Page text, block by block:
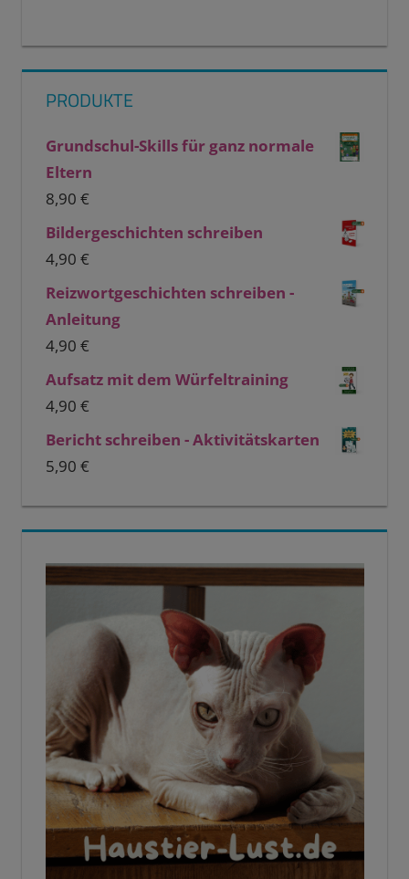
PRODUKTE
Grundschul-Skills für ganz normale
Eltern
8,90 €
Bildergeschichten schreiben
4,90 €
Reizwortgeschichten schreiben -
Anleitung
4,90 €
Aufsatz mit dem Würfeltraining
4,90 €
Bericht schreiben - Aktivitätskarten
5,90 €